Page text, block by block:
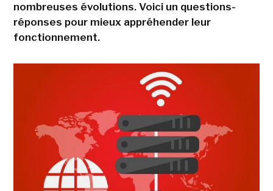
nombreuses évolutions. Voici un questions-
réponses pour mieux appréhender leur
fonctionnement.